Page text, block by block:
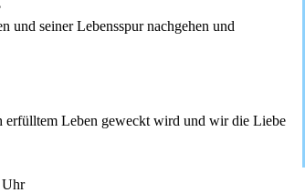
und seiner Lebensspur nachgehen und
erfülltem Leben geweckt wird und wir die Liebe
Uhr